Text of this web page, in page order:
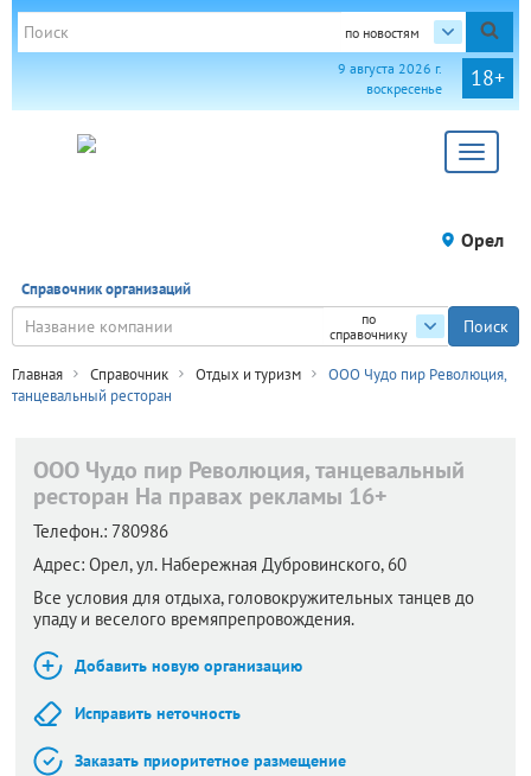
по новостям
18+
9 августа 2026 г.
воскресенье
Toggle
Орел
Справочник организаций
по
справочнику
Главная Справочник Отдых и туризм
ООО Чудо пир Революция,
танцевальный ресторан
ООО Чудо пир Революция, танцевальный
ресторан На правах рекламы 16+
Телефон.: 780986
Адрес: Орел,ул. Набережная Дубровинского, 60
Все условия для отдыха, головокружительных танцев до
упаду и веселого времяпрепровождения.
Добавить новую организацию
Исправить неточность
Заказать приоритетное размещение